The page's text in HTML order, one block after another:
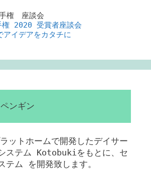
権 座談会
2020 受賞者座談会
イデアをカタチに
ンギン
ットホームで開発したデイサー
ステム Kotobukiをもとに、セ
テム を開発致します。